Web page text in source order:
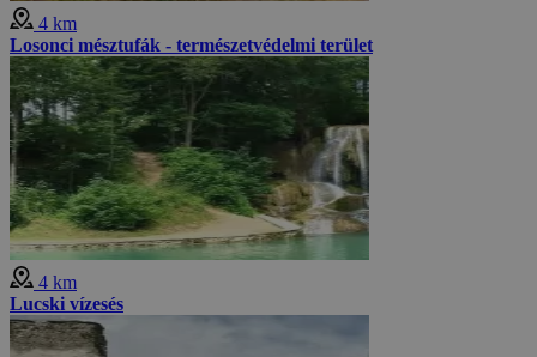
4 km
Losonci mésztufák - természetvédelmi terület
4 km
Lucski vízesés